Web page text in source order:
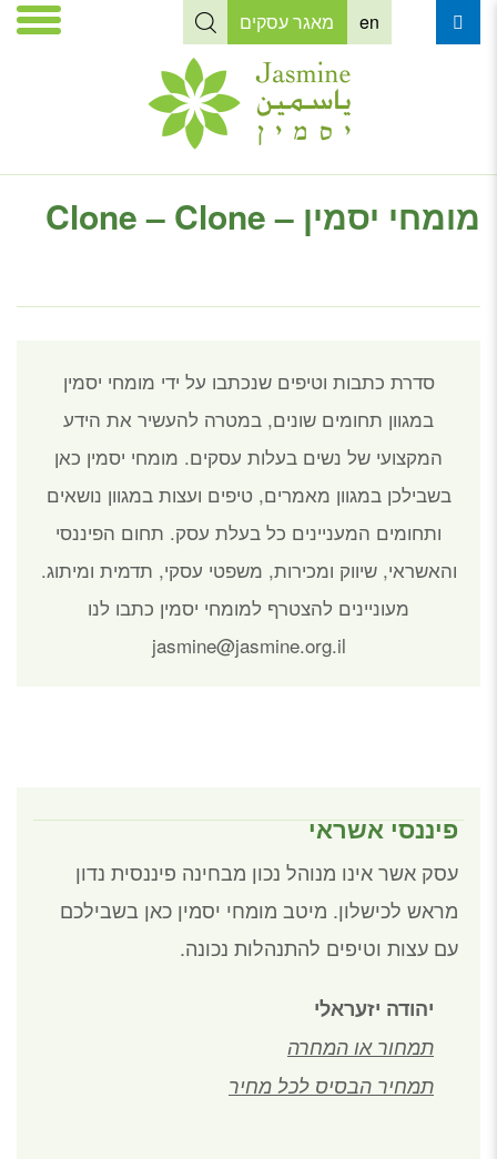
en מאגר עסקים
מומחי יסמין – Clone – Clone
סדרת כתבות וטיפים שנכתבו על ידי מומחי יסמין
במגוון תחומים שונים, במטרה להעשיר את הידע
המקצועי של נשים בעלות עסקים. מומחי יסמין כאן
בשבילכן במגוון מאמרים, טיפים ועצות במגוון נושאים
ותחומים המעניינים כל בעלת עסק. תחום הפיננסי
והאשראי, שיווק ומכירות, משפטי עסקי, תדמית ומיתוג.
מעוניינים להצטרף למומחי יסמין כתבו לנו
jasmine@jasmine.org.il
פיננסי אשראי
עסק אשר אינו מנוהל נכון מבחינה פיננסית נדון
מראש לכישלון. מיטב מומחי יסמין כאן בשבילכם
עם עצות וטיפים להתנהלות נכונה.
יהודה יזעראלי
תמחור או המחרה
תמחיר הבסיס לכל מחיר